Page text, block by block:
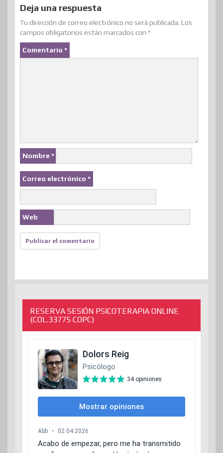
Deja una respuesta
Tu dirección de correo electrónico no será publicada. Los
campos obligatorios están marcados con *
Comentario *
Nombre *
Correo electrónico *
Web
RESERVA SESIÓN PSICOTERAPIA ONLINE
(COL.33775 COPC)